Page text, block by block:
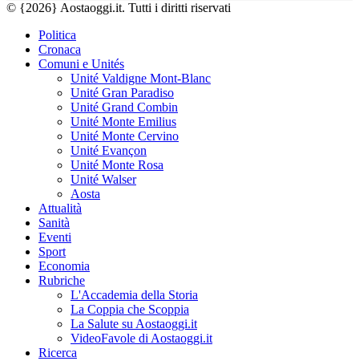
© {2026} Aostaoggi.it. Tutti i diritti riservati
Politica
Cronaca
Comuni e Unités
Unité Valdigne Mont-Blanc
Unité Gran Paradiso
Unité Grand Combin
Unité Monte Emilius
Unité Monte Cervino
Unité Evançon
Unité Monte Rosa
Unité Walser
Aosta
Attualità
Sanità
Eventi
Sport
Economia
Rubriche
L'Accademia della Storia
La Coppia che Scoppia
La Salute su Aostaoggi.it
VideoFavole di Aostaoggi.it
Ricerca